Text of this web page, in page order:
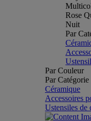
Rose
Nuit
Par
Par Couleur
Par Catégorie
Céramique
Accessoires
Ustensiles de